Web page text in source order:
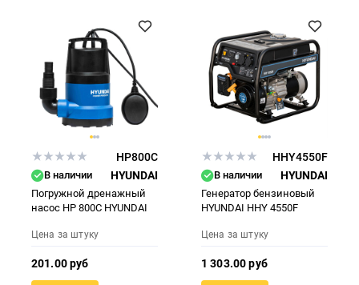
HP800C
В наличии HYUNDAI
Погружной дренажный
насос HP 800C HYUNDAI
Цена за штуку
201.00 руб
HHY4550F
В наличии HYUNDAI
Генератор бензиновый
HYUNDAI HHY 4550F
Цена за штуку
1 303.00 руб